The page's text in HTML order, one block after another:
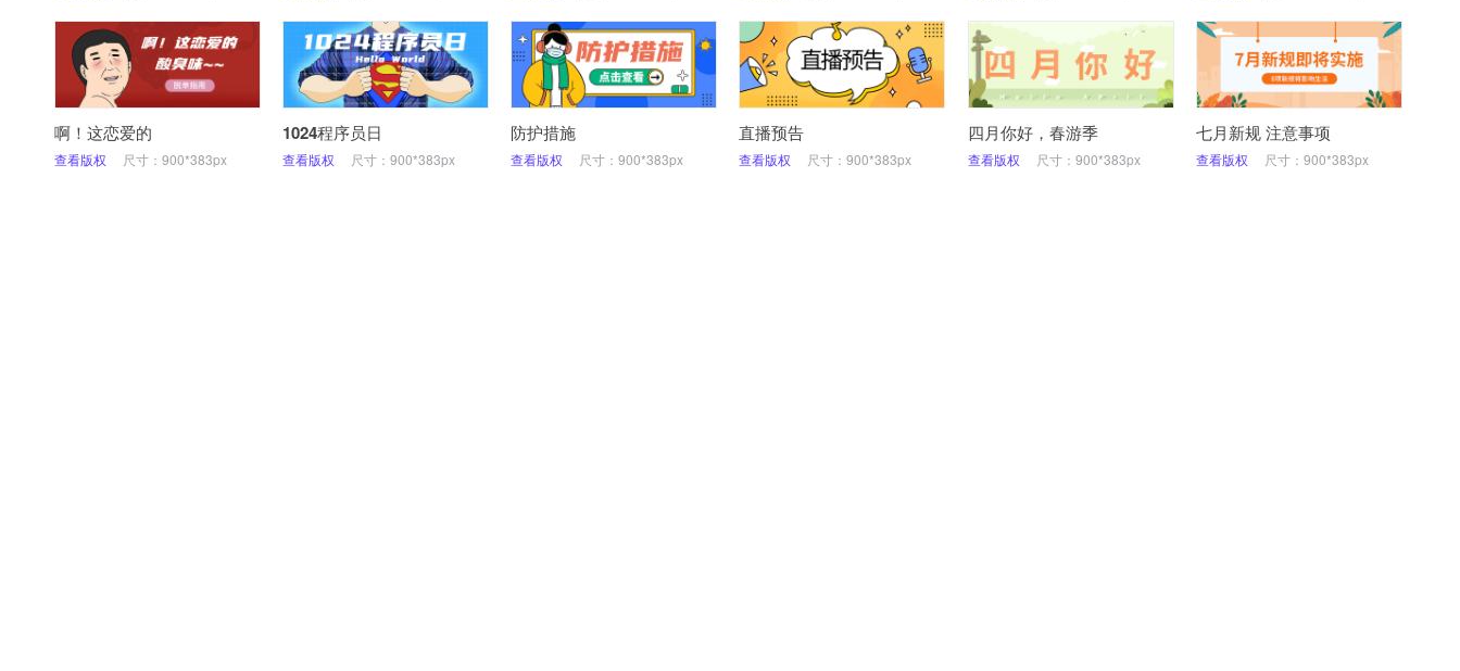
啊！这恋爱的
查看版权 尺寸：900*383px
1024程序员日
查看版权 尺寸：900*383px
防护措施
查看版权 尺寸：900*383px
直播预告
查看版权 尺寸：900*383px
四月你好，春游季
查看版权 尺寸：900*383px
七月新规 注意事项
查看版权 尺寸：900*383px